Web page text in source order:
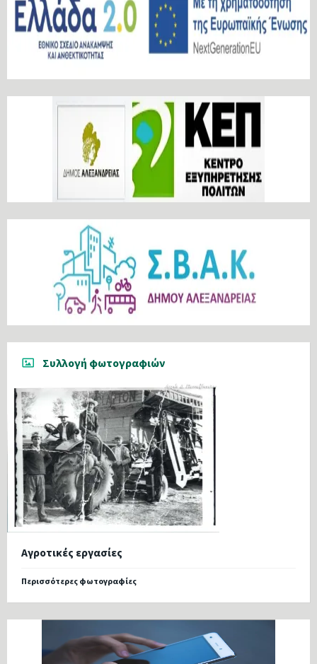
Συλλογή φωτογραφιών
Αγροτικές εργασίες
Περισσότερες φωτογραφίες